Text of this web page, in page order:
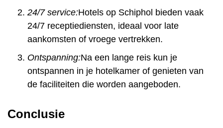
24/7 service:Hotels op Schiphol bieden vaak
24/7 receptiediensten, ideaal voor late
aankomsten of vroege vertrekken.
Ontspanning:Na een lange reis kun je
ontspannen in je hotelkamer of genieten van
de faciliteiten die worden aangeboden.
Conclusie